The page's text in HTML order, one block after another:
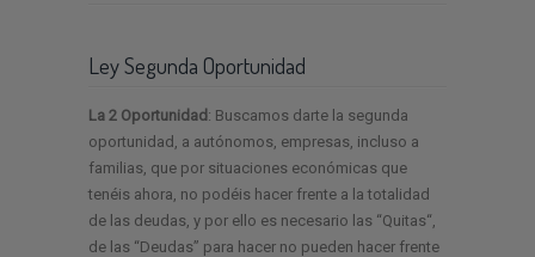
Ley Segunda Oportunidad
La 2 Oportunidad : Buscamos darte la segunda
oportunidad, a autónomos, empresas, incluso a
familias, que por situaciones económicas que
tenéis ahora, no podéis hacer frente a la totalidad
de las deudas, y por ello es necesario las “Quitas“,
de las “Deudas” para hacer no pueden hacer frente